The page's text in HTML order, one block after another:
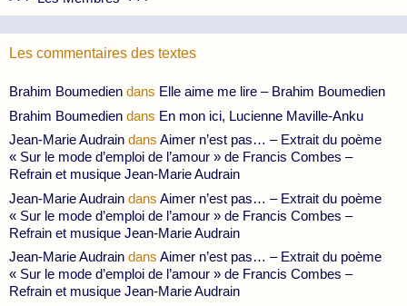
Les commentaires des textes
Brahim Boumedien dans Elle aime me lire – Brahim Boumedien
Brahim Boumedien dans En mon ici, Lucienne Maville-Anku
Jean-Marie Audrain dans Aimer n’est pas… – Extrait du poème
« Sur le mode d’emploi de l’amour » de Francis Combes –
Refrain et musique Jean-Marie Audrain
Jean-Marie Audrain dans Aimer n’est pas… – Extrait du poème
« Sur le mode d’emploi de l’amour » de Francis Combes –
Refrain et musique Jean-Marie Audrain
Jean-Marie Audrain dans Aimer n’est pas… – Extrait du poème
« Sur le mode d’emploi de l’amour » de Francis Combes –
Refrain et musique Jean-Marie Audrain